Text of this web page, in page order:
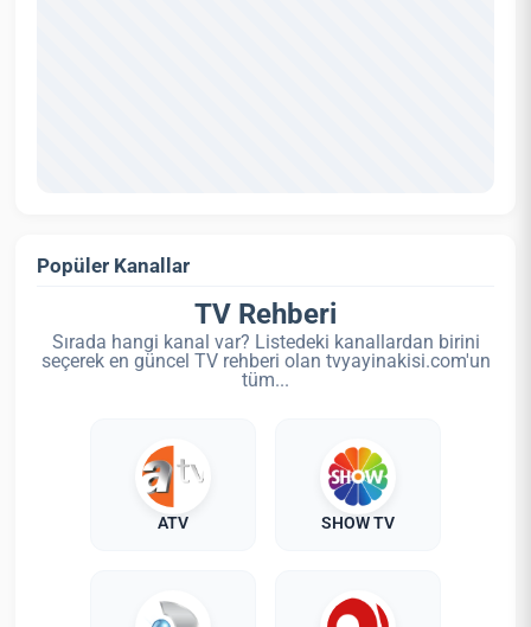
Popüler Kanallar
TV Rehberi
Sırada hangi kanal var? Listedeki kanallardan birini
seçerek en güncel TV rehberi olan tvyayinakisi.com'un
tüm...
ATV SHOW TV